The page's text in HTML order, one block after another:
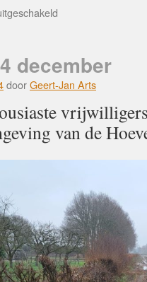
december
doorGeert-Jan Arts
van de